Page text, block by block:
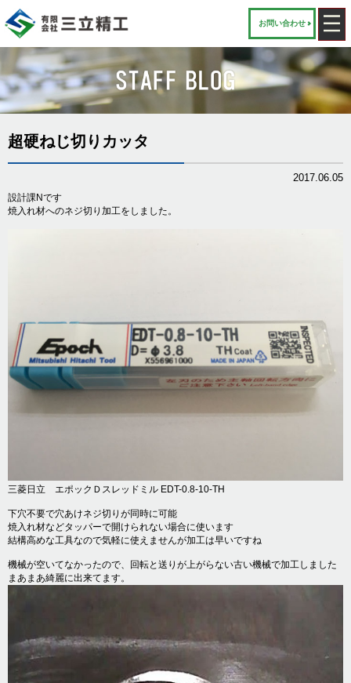
お問い合わせ
超硬ねじ切りカッタ
2017.06.05
設計課Nです
焼入れ材へのネジ切り加工をしました。
三菱日立 エポックＤスレッドミル EDT-0.8-10-TH
下穴不要で穴あけネジ切りが同時に可能
焼入れ材などタッパーで開けられない場合に使います
結構高めな工具なので気軽に使えませんが加工は早いですね
機械が空いてなかったので、回転と送りが上がらない古い機械で加工しました
まあまあ綺麗に出来てます。